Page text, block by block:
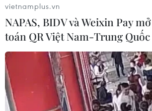
05/08/2026 06:41
Tổng thống Hàn Quốc nhấn mạnh
duy trì hòa bình trên bán đảo Triều
Tiên
05/08/2026 05:58
vietnamplus.vn
NAPAS, BIDV và Weixin Pay
toán QR Việt Nam-Trung Quốc